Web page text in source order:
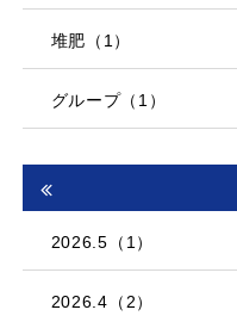
堆肥（1）
グループ（1）
2026.5（1）
2026.4（2）